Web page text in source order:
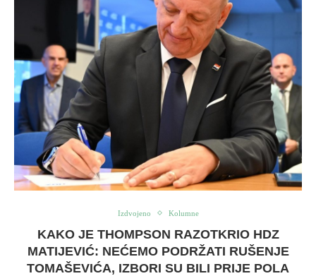
Izdvojeno Kolumne
KAKO JE THOMPSON RAZOTKRIO HDZ
MATIJEVIĆ: NEĆEMO PODRŽATI RUŠENJE
TOMAŠEVIĆA, IZBORI SU BILI PRIJE POLA